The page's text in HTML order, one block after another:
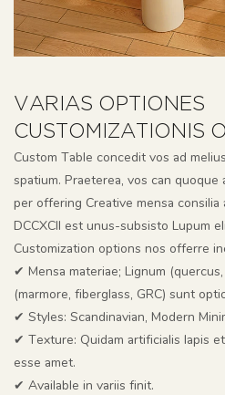
VARIAS OPTIONES
CUSTOMIZATIONIS
Custom Table concedit vos ad
spatium. Praeterea, vos can
per offering Creative mensa consilia
DCCXCII est unus-subsisto Lupum
Customization options nos offerre
✔ Mensa materiae; Lignum
(marmore, fiberglass, GRC) sunt
✔ Styles: Scandinavian, Modern
✔ Texture: Quidam artificialis lapis
esse amet.
✔ Available in variis finit.